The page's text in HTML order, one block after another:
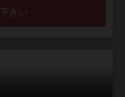
さい